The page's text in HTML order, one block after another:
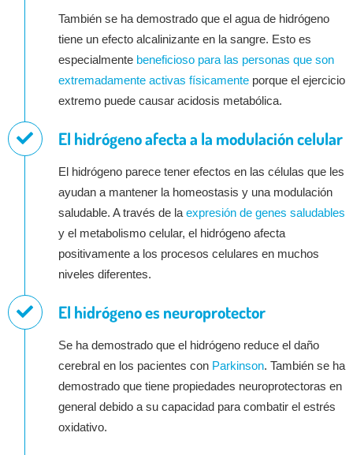
También se ha demostrado que el agua de hidrógeno
tiene un efecto alcalinizante en la sangre. Esto es
especialmente beneficioso para las personas que son
extremadamente activas físicamenteporque el ejercicio
extremo puede causar acidosis metabólica.
El hidrógeno afecta a la modulación celular
El hidrógeno parece tener efectos en las células que les
ayudan a mantener la homeostasis y una modulación
saludable. A través de la expresión de genes saludables
y el metabolismo celular, el hidrógeno afecta
positivamente a los procesos celulares en muchos
niveles diferentes.
El hidrógeno es neuroprotector
Se ha demostrado que el hidrógeno reduce el daño
cerebral en los pacientes con Parkinson. También se ha
demostrado que tiene propiedades neuroprotectoras en
general debido a su capacidad para combatir el estrés
oxidativo.